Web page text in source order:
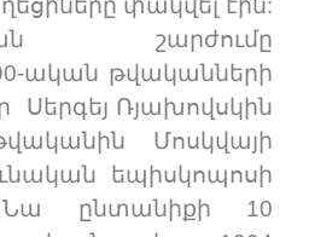
շարժումը
ական թվականների
Սերգեյ Ռյախովսկին
Մոսկվայի
եպիսկոպոսի
Նա ընտանիքի 10